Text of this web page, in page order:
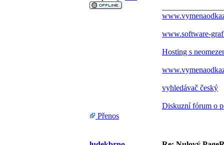
www.software-
Hosting s
vyhledávač český
Diskuzní fórum o
Přenos